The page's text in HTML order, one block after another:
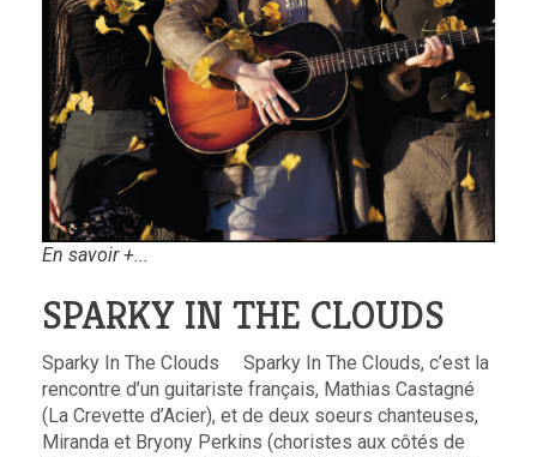
En savoir +...
SPARKY IN THE CLOUDS
Sparky In The Clouds Sparky In The Clouds, c’est la
rencontre d’un guitariste français, Mathias Castagné
(La Crevette d’Acier), et de deux soeurs chanteuses,
Miranda et Bryony Perkins (choristes aux côtés de